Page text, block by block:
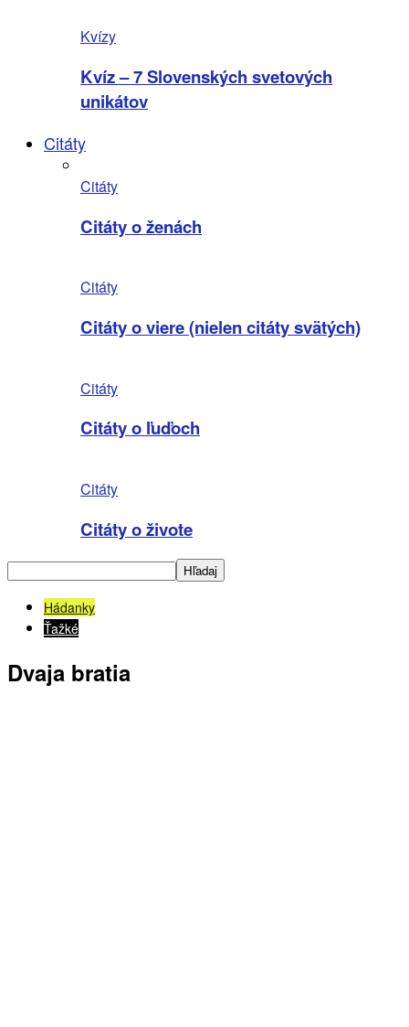
Kvízy
Kvíz – 7 Slovenských svetových
unikátov
Citáty
Citáty
Citáty o ženách
Citáty
Citáty o viere (nielen citáty svätých)
Citáty
Citáty o ľuďoch
Citáty
Citáty o živote
Hádanky
Ťažké
Dvaja bratia